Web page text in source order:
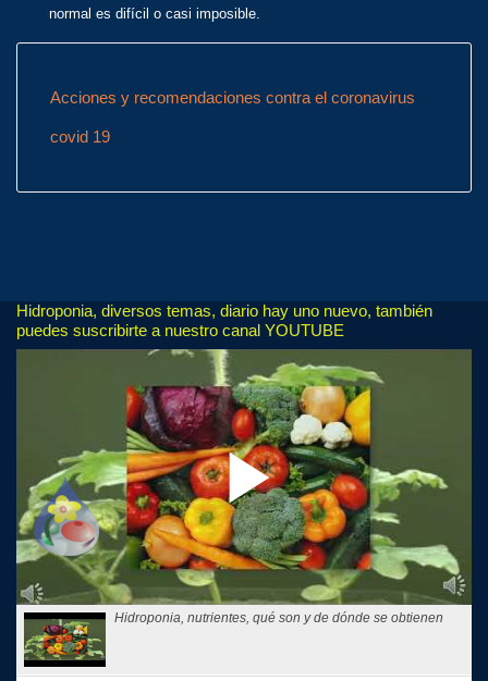
normal es difícil o casi imposible.
Acciones y recomendaciones contra el coronavirus
covid 19
Hidroponia, diversos temas, diario hay uno nuevo, también
puedes suscribirte a nuestro canal YOUTUBE
Hidroponia, nutrientes, qué son y de dónde se obtienen